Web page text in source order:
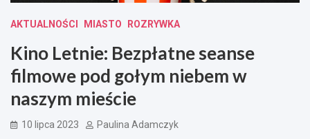
AKTUALNOŚCI MIASTO ROZRYWKA
Kino Letnie: Bezpłatne seanse
filmowe pod gołym niebem w
naszym mieście
10 lipca 2023 Paulina Adamczyk